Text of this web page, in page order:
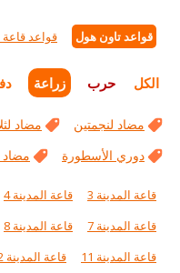
قواعد تاون هول قواعد قاعة
الكل حرب زراعة
مضاد لنجمتين مضاد
دوري الأسطورة
مضاد
قاعة المدينة 3 قاعة المدينة 4
قاعة المدينة 7
قاعة المدينة 8
قاعة المدينة 11
قاعة المدينة 12